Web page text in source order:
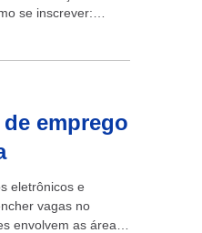
se inscrever:
emprego
eletrônicos e
vagas no
envolvem as áreas